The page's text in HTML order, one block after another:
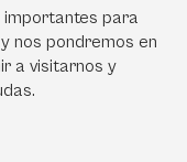
importantes para
nos pondremos en
a visitarnos y